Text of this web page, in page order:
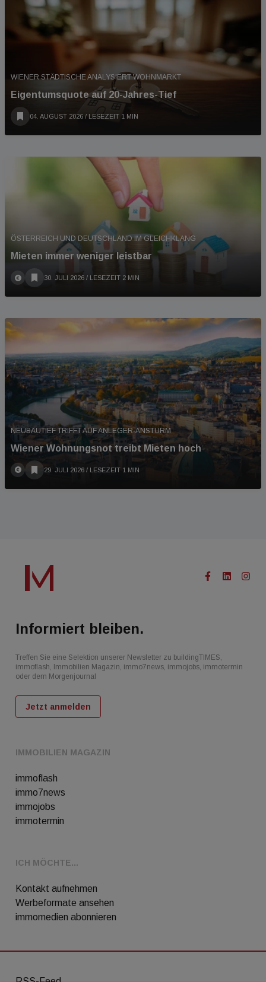
WIENER STÄDTISCHE ANALYSIERT WOHNMARKT
Eigentumsquote auf 20-Jahres-Tief
04. AUGUST 2026 / LESEZEIT 1 MIN
ÖSTERREICH UND DEUTSCHLAND IM GLEICHKLANG
Mieten immer weniger leistbar
30. JULI 2026 / LESEZEIT 2 MIN
NEUBAUTIEF TRIFFT AUF ANLEGER-ANSTURM
Wiener Wohnungsnot treibt Mieten hoch
29. JULI 2026 / LESEZEIT 1 MIN
IMMOBILIEN MAGAZIN
immoflash
immo7news
immojobs
immotermin
ICH MÖCHTE...
Kontakt aufnehmen
Werbeformate ansehen
immomedien abonnieren
Informiert bleiben.
Treffen Sie eine Selektion unserer Newsletter zu buildingTIMES,
immoflash, Immobilien Magazin, immo7news, immojobs, immotermin
oder dem Morgenjournal
Jetzt anmelden